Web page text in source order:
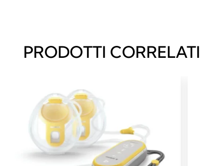
PRODOTTI CORRELATI